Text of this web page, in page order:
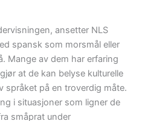
ansetter NLS
spansk som morsmål eller
Mange av dem har erfaring
at de kan belyse kulturelle
språket på en troverdig måte.
i situasjoner som ligner de
småprat under